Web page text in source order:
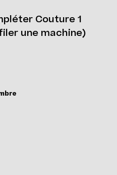
Couture 1
une machine)